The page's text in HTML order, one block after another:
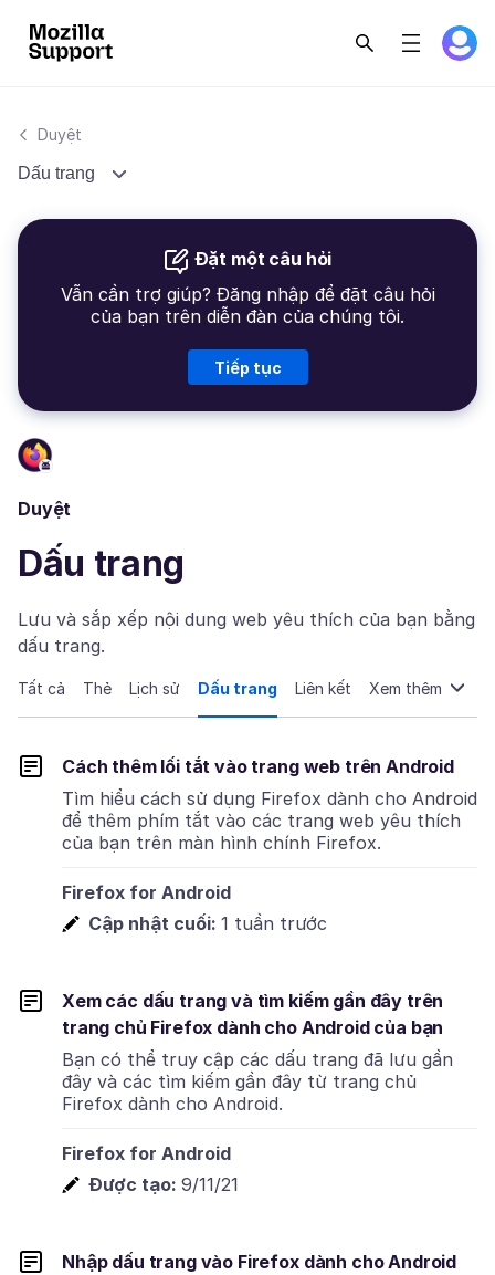
Duyệt
Dấu trang
Đặt một câu hỏi
Vẫn cần trợ giúp? Đăng nhập để đặt câu hỏi
của bạn trên diễn đàn của chúng tôi.
Tiếp tục
Duyệt
Dấu trang
Lưu và sắp xếp nội dung web yêu thích của bạn bằng
dấu trang.
Tất cả Thẻ Lịch sử Dấu trang Liên kết Xem thêm
Cách thêm lối tắt vào trang web trên Android
Tìm hiểu cách sử dụng Firefox dành cho Android
để thêm phím tắt vào các trang web yêu thích
của bạn trên màn hình chính Firefox.
Firefox for Android
Cập nhật cuối: 1 tuần trước
Xem các dấu trang và tìm kiếm gần đây trên
trang chủ Firefox dành cho Android của bạn
Bạn có thể truy cập các dấu trang đã lưu gần
đây và các tìm kiếm gần đây từ trang chủ
Firefox dành cho Android.
Firefox for Android
Được tạo: 9/11/21
Nhập dấu trang vào Firefox dành cho Android